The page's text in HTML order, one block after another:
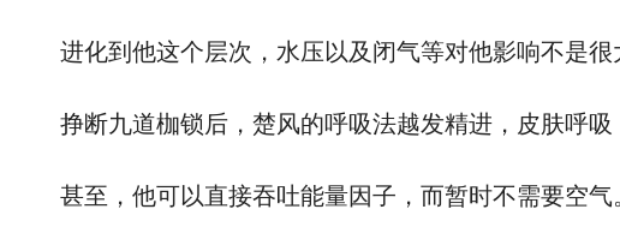
进化到他这个层次，水压以及闭气等对他影响不是很
挣断九道枷锁后，楚风的呼吸法越发精进，皮肤呼吸
甚至，他可以直接吞吐能量因子，而暂时不需要空气